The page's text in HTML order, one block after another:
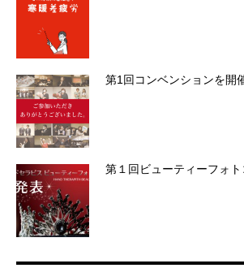
第1回コンベンションを開
第１回ビューティーフォ